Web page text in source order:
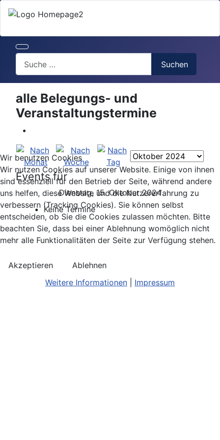
Suchen
alle Belegungs- und
Veranstaltungstermine
Events für
Dienstag, 15. Oktober 2024
Keine Termine
Wir benutzen Cookies
Wir nutzen Cookies auf unserer Website. Einige von ihnen
sind essenziell für den Betrieb der Seite, während andere
uns helfen, diese Website und die Nutzererfahrung zu
verbessern (Tracking Cookies). Sie können selbst
entscheiden, ob Sie die Cookies zulassen möchten. Bitte
beachten Sie, dass bei einer Ablehnung womöglich nicht
mehr alle Funktionalitäten der Seite zur Verfügung stehen.
Akzeptieren
Ablehnen
Weitere Informationen
Impressum